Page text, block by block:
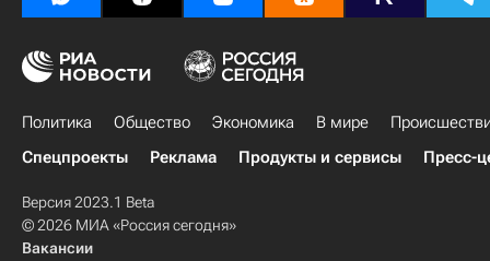
Политика Общество Экономика В мире
Спецпроекты
Реклама Продукты и сервисы Пресс-
Версия 2023.1 Beta
© 2026 МИА «Россия сегодня»
Вакансии